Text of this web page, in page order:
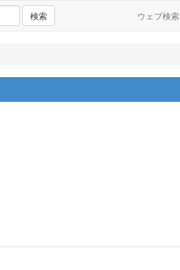
検索 ウェブ検索